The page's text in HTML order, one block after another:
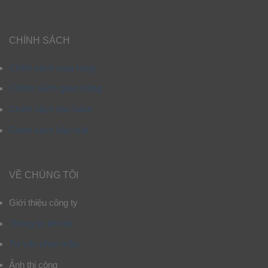
CHÍNH SÁCH
Chính sách mua hàng
Chính sách giao hàng
Chính sách bảo hành
Chính sách bảo mật
VỀ CHÚNG TÔI
Giới thiệu công ty
Thông tin liên hệ
Tư vấn chọn mẫu
Ảnh thi công